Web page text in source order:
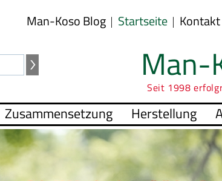
Man-Koso Blog Startseite Kontakt
Man-
Seit 1998
Zusammensetzung Herstellung